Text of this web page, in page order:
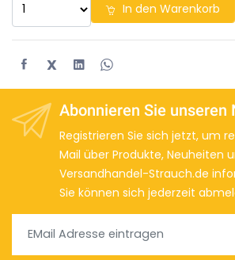
In den Warenkorb
X
Abonnieren Sie unseren
Registrieren Sie sich jetzt, um
Mail über Produkte, Neuheiten
Versandhandel-Strauch.de
Sie können sich jederzeit